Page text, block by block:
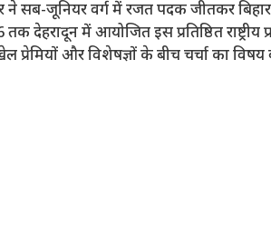
ने सब-जूनियर वर्ग में रजत पदक जीतकर
देहरादून में आयोजित इस प्रतिष्ठित राष्ट्रीय
प्रेमियों और विशेषज्ञों के बीच चर्चा का विषय